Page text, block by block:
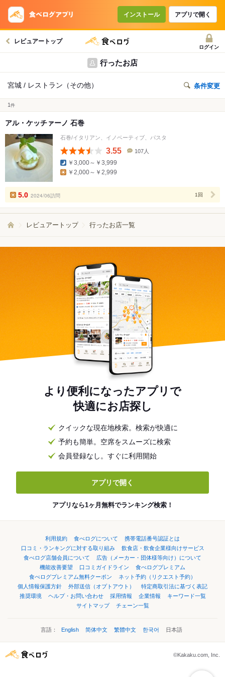
インストール アプリで開く
レビュアートップ
ログイン
行ったお店
宮城 / レストラン（その他） 条件変更
1 件
アル・ケッチァーノ 石巻
石巻/イタリアン、イノベーティブ、パスタ
3.55
数
107人
￥3,000～￥3,999
￥2,000～￥2,999
5.0 2024/06訪問 1回
レビュアートップ 行ったお店一覧
より便利になったアプリで
快適にお店探し
クイックな現在地検索。検索が快適に
予約も簡単。空席をスムーズに検索
会員登録なし。すぐに利用開始
アプリで開く
アプリなら1ヶ月無料でランキング検索！
利用規約 食べログについて
携帯電話番号認証とは
口コミ・ランキングに対する取り組み
飲食店・飲食企業様向けサービス
食べログ店舗会員について
広告（メーカー・団体様等向け）について
機能改善要望
口コミガイドライン
食べログプレミアム
食べログプレミアム無料クーポン
ネット予約（リクエスト予約）
個人情報保護方針
外部送信（オプトアウト）
特定商取引法に基づく表記
推奨環境
ヘルプ・お問い合わせ 採用情報 企業情報
キーワード一覧
サイトマップ
チェーン一覧
言語： English 简体中文 繁體中文 한국어 日本語
©Kakaku.com, Inc.